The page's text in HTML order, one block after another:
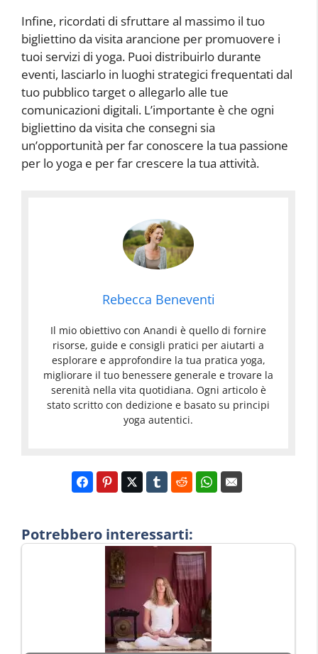
Infine, ricordati di sfruttare al massimo il tuo
bigliettino da visita arancione per promuovere i
tuoi servizi di yoga. Puoi distribuirlo durante
eventi, lasciarlo in luoghi strategici frequentati dal
tuo pubblico target o allegarlo alle tue
comunicazioni digitali. L’importante è che ogni
bigliettino da visita che consegni sia
un’opportunità per far conoscere la tua passione
per lo yoga e per far crescere la tua attività.
Rebecca Beneventi
Il mio obiettivo con Anandi è quello di fornire
risorse, guide e consigli pratici per aiutarti a
esplorare e approfondire la tua pratica yoga,
migliorare il tuo benessere generale e trovare la
serenità nella vita quotidiana. Ogni articolo è
stato scritto con dedizione e basato su principi
yoga autentici.
Potrebbero interessarti: